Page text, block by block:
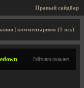
Правый сайдбар
комментариям (1 шт.)
Рейтинга пока нет